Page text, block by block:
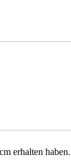
erhalten